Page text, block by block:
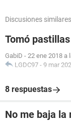
Discusiones similares
Tomó
GabiD - 22 ene 2018 a
LGDC97 - 9 mar
8 respuestas
No me baja